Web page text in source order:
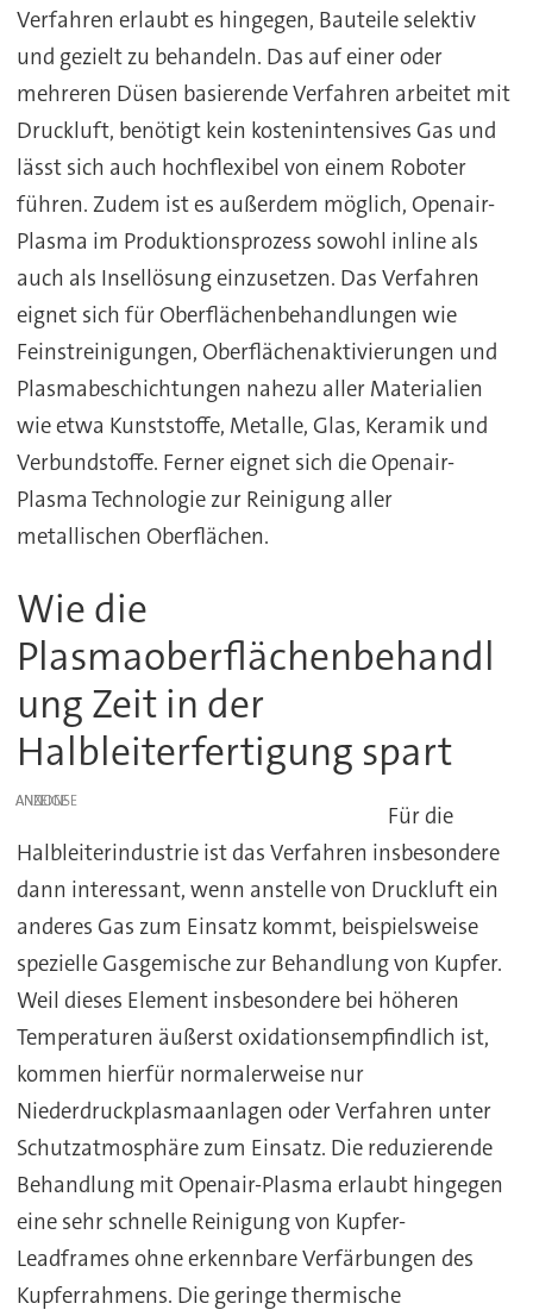
Verfahren erlaubt es hingegen, Bauteile selektiv
und gezielt zu behandeln. Das auf einer oder
mehreren Düsen basierende Verfahren arbeitet mit
Druckluft, benötigt kein kostenintensives Gas und
lässt sich auch hochflexibel von einem Roboter
führen. Zudem ist es außerdem möglich, Openair-
Plasma im Produktionsprozess sowohl inline als
auch als Insellösung einzusetzen. Das Verfahren
eignet sich für Oberflächenbehandlungen wie
Feinstreinigungen, Oberflächenaktivierungen und
Plasmabeschichtungen nahezu aller Materialien
wie etwa Kunststoffe, Metalle, Glas, Keramik und
Verbundstoffe. Ferner eignet sich die Openair-
Plasma Technologie zur Reinigung aller
metallischen Oberflächen.
Wie die
Plasmaoberflächenbehandl
ung Zeit in der
Halbleiterfertigung spart
ANZEIGE
Für die
Halbleiterindustrie ist das Verfahren insbesondere
dann interessant, wenn anstelle von Druckluft ein
anderes Gas zum Einsatz kommt, beispielsweise
spezielle Gasgemische zur Behandlung von Kupfer.
Weil dieses Element insbesondere bei höheren
Temperaturen äußerst oxidationsempfindlich ist,
kommen hierfür normalerweise nur
Niederdruckplasmaanlagen oder Verfahren unter
Schutzatmosphäre zum Einsatz. Die reduzierende
Behandlung mit Openair-Plasma erlaubt hingegen
eine sehr schnelle Reinigung von Kupfer-
Leadframes ohne erkennbare Verfärbungen des
Kupferrahmens. Die geringe thermische